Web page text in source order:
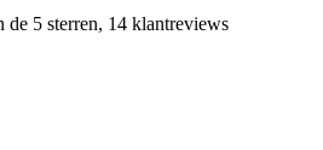
de 5 sterren, 14 klantreviews